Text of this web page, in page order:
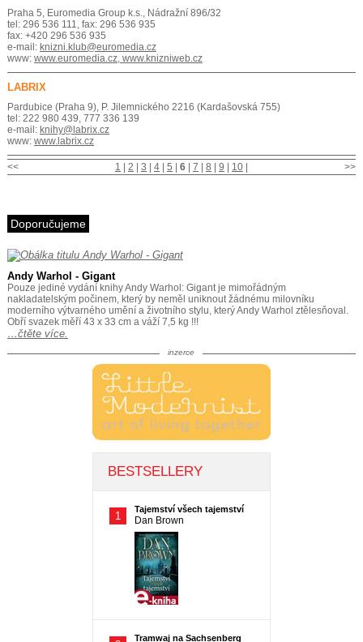
Praha 5, Euromedia Group k.s., Nádražní 896/32
tel: 296 536 111, fax: 296 536 935
fax: +420 296 536 935
e-mail: knizni.klub@euromedia.cz
www: www.euromedia.cz, www.knizniweb.cz
LABRIX
Pardubice (Praha 9), P. Jilemnického 2216 (Kardašovská 755)
tel: 222 980 439, 777 336 139
e-mail: knihy@labrix.cz
www: www.labrix.cz
<< >>
1 2 3 4| 5 6| 7 8 9 10|
Doporučujeme
Andy Warhol - Gigant
Pouze jediné vydání knihy Andy Warhol: Gigant je mimořádným
nakladatelským počinem, který by neměl uniknout žádnému milovníku
moderního výtvarného umění a životního stylu, který Andy Warhol ztělesňoval.
Obří svazek měří 43 x 33 cm a váží 7,5 kg !!!
…čtěte více.
inzerce